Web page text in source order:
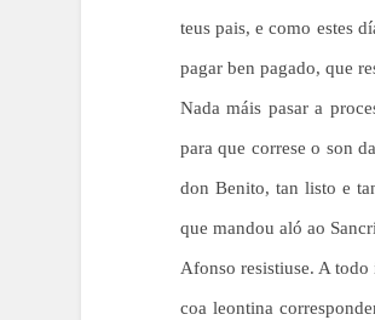
teus pais, e como estes
pagar ben pagado, que
Nada máis pasar a
para que correse o son
don Benito, tan listo e
que mandou aló ao
Afonso resistiuse. A
coa leontina